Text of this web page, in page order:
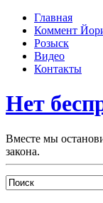
Главная
Коммент
Розыск
Видео
Контакты
Нет
Вместе мы
закона.